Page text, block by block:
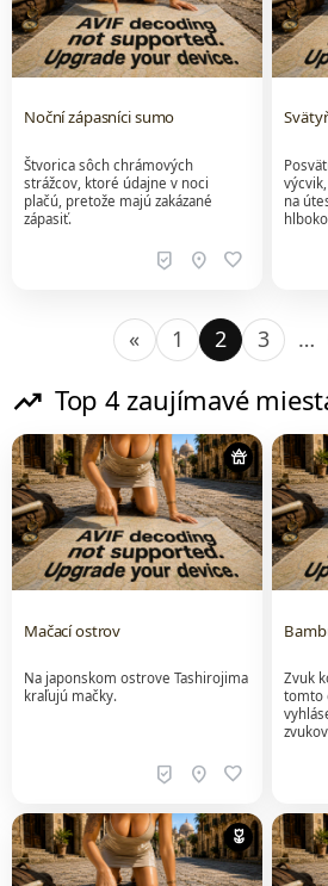
Noční zápasníci sumo
Štvorica sôch chrámových
strážcov, ktoré údajne v noci
plačú, pretože majú zakázané
zápasiť.
beenhere location_on favorite
na
« 1 2 3 …
trending_up Top 4 zaujímavé
temple_buddhist
Mačací ostrov
Na japonskom ostrove Tashirojima
kraľujú mačky.
beenhere location_on favorite
Zvuk
tomto
deceased